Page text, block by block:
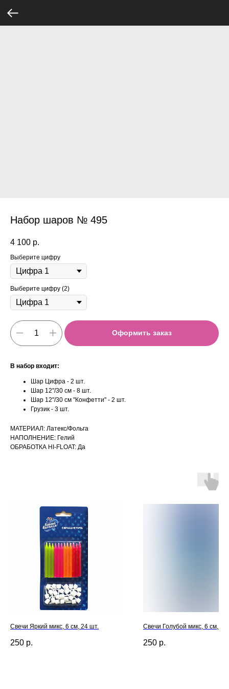
Набор шаров № 495
4 100 р.
Выберите цифру
Выберите цифру (2)
Оформить заказ
В набор входит:
Шар Цифра - 2 шт.
Шар 12"/30 см - 8 шт.
Шар 12"/30 см "Конфетти" - 2 шт.
Грузик - 3 шт.
МАТЕРИАЛ: Латекс/Фольга
НАПОЛНЕНИЕ: Гелий
ОБРАБОТКА HI-FLOAT: Да
Свечи Яркий микс, 6 см, 24 шт.
250 р.
Свечи Голубой микс, 6 см, 24
250 р.